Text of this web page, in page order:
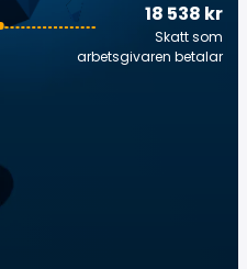
18 538 kr
Skatt som
arbetsgivaren betalar